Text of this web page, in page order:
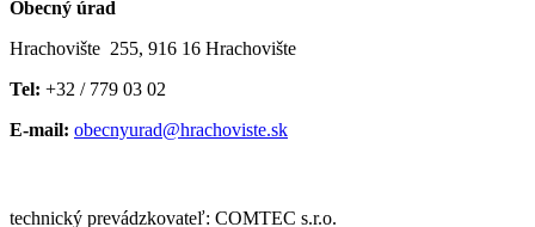
Obecný úrad
Hrachovište 255, 916 16 Hrachovište
Tel: +32 / 779 03 02
E-mail: obecnyurad@hrachoviste.sk
technický prevádzkovateľ: COMTEC s.r.o.